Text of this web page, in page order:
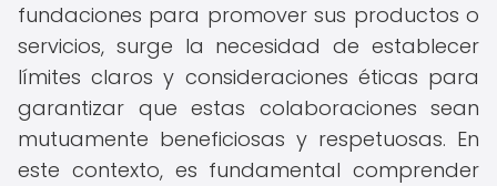
fundaciones para promover sus productos o
servicios, surge la necesidad de establecer
límites claros y consideraciones éticas para
garantizar que estas colaboraciones sean
mutuamente beneficiosas y respetuosas. En
este contexto, es fundamental comprender